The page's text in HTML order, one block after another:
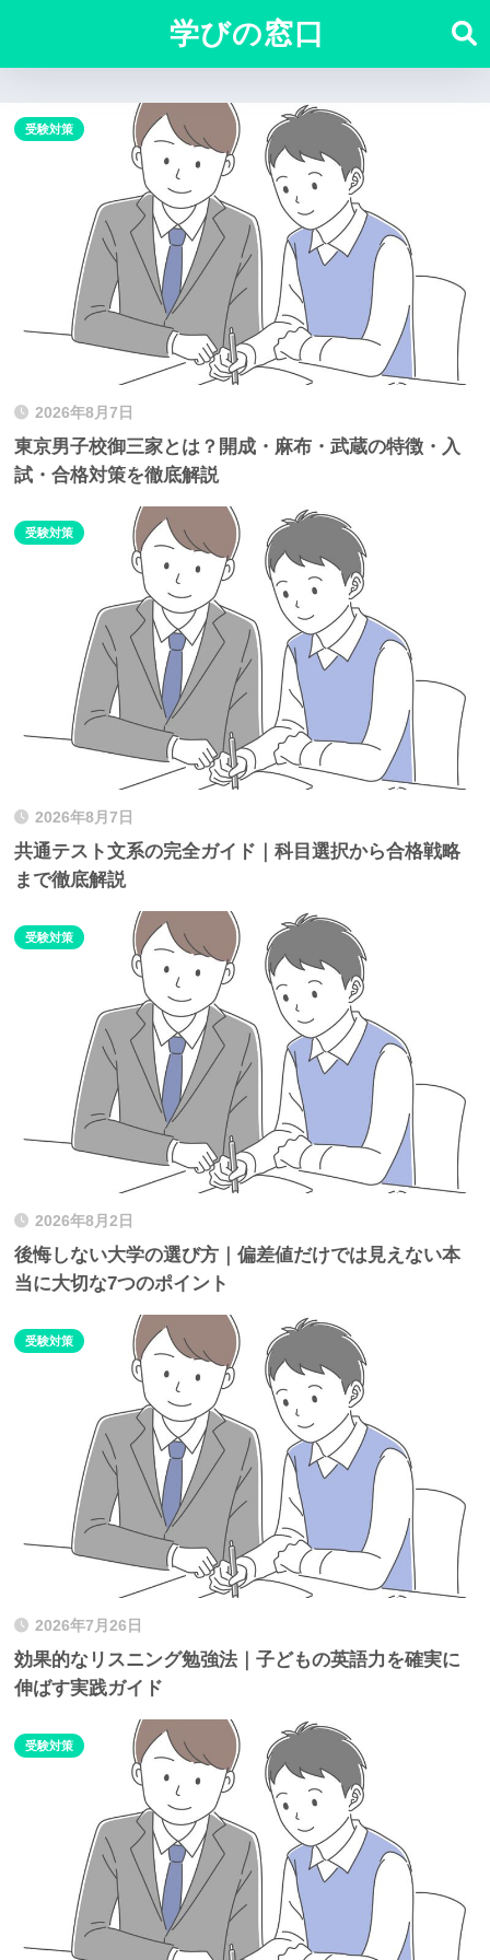
学びの窓口
2026年8月7日
東京男子校御三家とは？開成・麻布・武蔵の特徴・入
試・合格対策を徹底解説
受験対策
2026年8月7日
共通テスト文系の完全ガイド｜科目選択から合格戦略
まで徹底解説
受験対策
2026年8月2日
後悔しない大学の選び方｜偏差値だけでは見えない本
当に大切な7つのポイント
受験対策
2026年7月26日
効果的なリスニング勉強法｜子どもの英語力を確実に
伸ばす実践ガイド
受験対策
受験対策